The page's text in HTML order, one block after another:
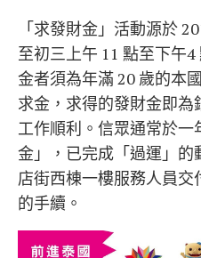
「求發財金」活動源於
至初三上午 11 點至下午
金者須為年滿 20 歲的本
求金，求得的發財金即為
工作順利。信眾通常於
金」，已完成「過運」
店街西棟一樓服務人員
的手續。